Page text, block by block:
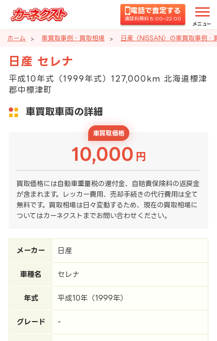
電話で査定する
通話料無料 8:00~22:00
メニュー
ホーム 車買取事例・買取相場 日産（NISSAN）の車買取事例・
日産 セレナ
平成10年式（1999年式）127,000km 北海道標津
郡中標津町
車買取車両の詳細
車買取価格
10,000 円
買取価格には自動車重量税の還付金、自賠責保険料の返戻金
が含まれます。レッカー費用、売却手続きの代行費用は全て
無料です。買取相場は日々変動するため、現在の買取相場に
ついてはカーネクストまでお問い合わせください。
メーカー 日産
車種名 セレナ
年式 平成10年（1999年）
グレード -